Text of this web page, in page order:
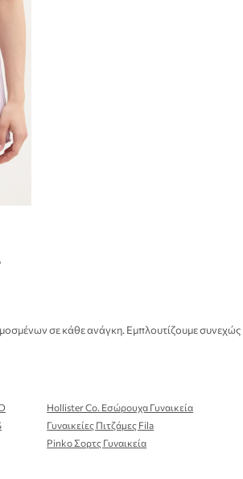
σε κάθε ανάγκη. Εμπλουτίζουμε συνεχώς
Hollister Co. Εσώρουχα Γυναικεία
Γυναικείες Πιτζάμες Fila
Pinko Σορτς Γυναικεία